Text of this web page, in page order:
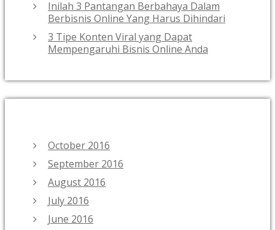
Inilah 3 Pantangan Berbahaya Dalam
Berbisnis Online Yang Harus Dihindari
3 Tipe Konten Viral yang Dapat
Mempengaruhi Bisnis Online Anda
October 2016
September 2016
August 2016
July 2016
June 2016